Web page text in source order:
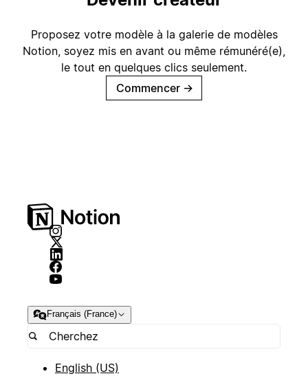
Proposez votre modèle à la galerie de modèles
Notion, soyez mis en avant ou même rémunéré(e),
le tout en quelques clics seulement.
Commencer →
Français (France)
English (US)